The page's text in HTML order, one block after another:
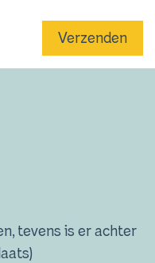
Verzenden
tevens is er achter